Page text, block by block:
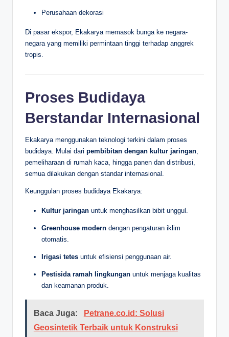
Perusahaan dekorasi
Di pasar ekspor, Ekakarya memasok bunga ke negara-
negara yang memiliki permintaan tinggi terhadap anggrek
tropis.
Proses Budidaya
Berstandar Internasional
Ekakarya menggunakan teknologi terkini dalam proses
budidaya. Mulai dari pembibitan dengan kultur jaringan,
pemeliharaan di rumah kaca, hingga panen dan distribusi,
semua dilakukan dengan standar internasional.
Keunggulan proses budidaya Ekakarya:
Kultur jaringan untuk menghasilkan bibit unggul.
Greenhouse modern dengan pengaturan iklim
otomatis.
Irigasi tetes untuk efisiensi penggunaan air.
Pestisida ramah lingkungan untuk menjaga kualitas
dan keamanan produk.
Baca Juga:
Petrane.co.id: Solusi
Geosintetik Terbaik untuk Konstruksi